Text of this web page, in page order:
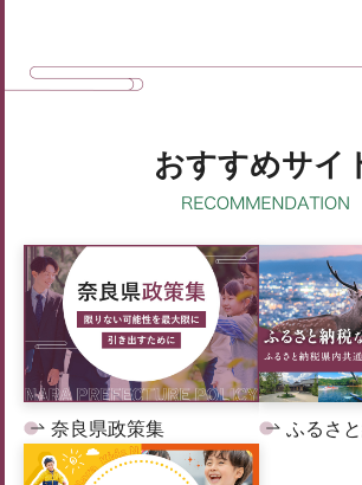
おすすめサイ
奈良県政策集 ふるさ